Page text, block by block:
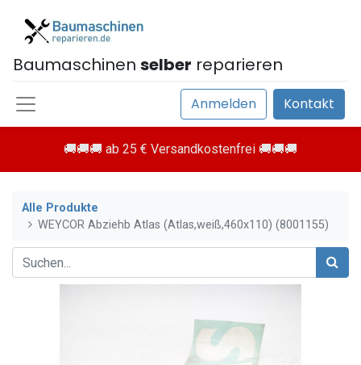
Baumaschinen selber reparieren
Anmelden Kontakt
🚚🚚🚚 ab 25 € Versandkostenfrei 🚚🚚🚚
Alle Produkte
WEYCOR Abziehb Atlas (Atlas,weiß,460x110) (8001155)